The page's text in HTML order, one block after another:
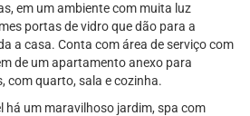
em um ambiente com muita luz
portas de vidro que dão para a
a casa. Conta com área de serviço com
de um apartamento anexo para
com quarto, sala e cozinha.
há um maravilhoso jardim, spa com